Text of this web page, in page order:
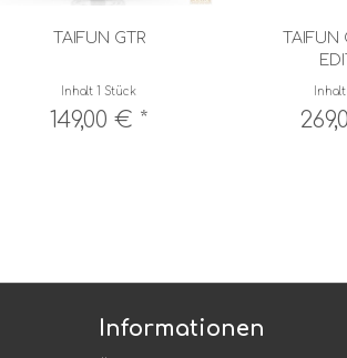
TAIFUN GTR
Inhalt 1 Stück
149,00 € *
TAIFUN
Informationen